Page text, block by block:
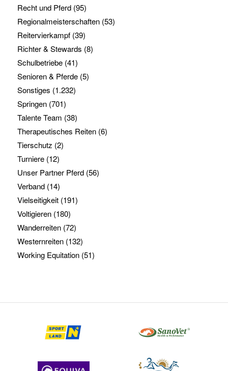
Recht und Pferd(95)
Regionalmeisterschaften(53)
Reitervierkampf(39)
Richter & Stewards (8)
Schulbetriebe(41)
Senioren & Pferde(5)
Sonstiges (1.232)
Springen(701)
Talente Team (38)
Therapeutisches Reiten(6)
Tierschutz (2)
Turniere(12)
Unser Partner Pferd(56)
Verband(14)
Vielseitigkeit(191)
Voltigieren(180)
Wanderreiten(72)
Westernreiten(132)
Working Equitation(51)